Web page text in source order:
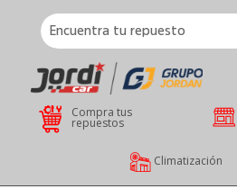
Compra tus
repuestos
Climatización